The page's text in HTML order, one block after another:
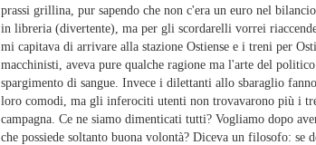
prassi grillina, pur sapendo che non c'era un euro nel
in libreria (divertente), ma per gli scordarelli vorrei
mi capitava di arrivare alla stazione Ostiense e i treni per
macchinisti, aveva pure qualche ragione ma l'arte del
spargimento di sangue. Invece i dilettanti allo sbaraglio
loro comodi, ma gli inferociti utenti non trovavarono più i
campagna. Ce ne siamo dimenticati tutti? Vogliamo dopo
che possiede soltanto buona volontà? Diceva un filosofo: